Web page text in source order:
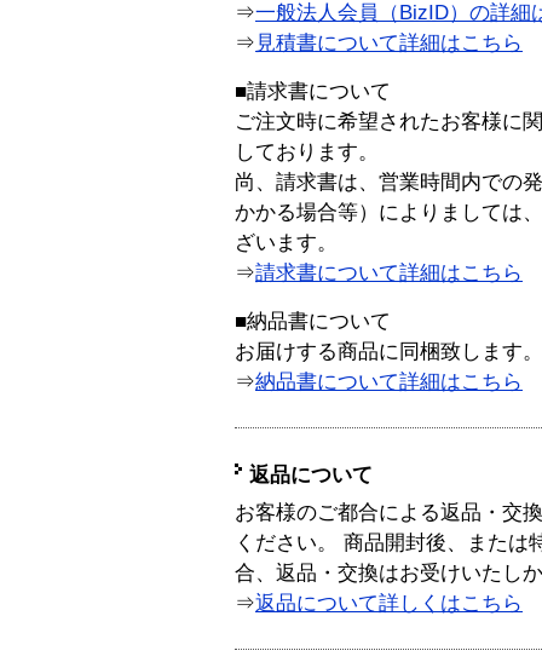
⇒一般法人会員（BizID）の詳細
⇒ 見積書について詳細はこちら
■請求書について
ご注文時に希望されたお客様に
しております。
尚、請求書は、営業時間内での
かかる場合等）によりましては
ざいます。
⇒請求書について詳細はこちら
■納品書について
お届けする商品に同梱致します。
⇒納品書について詳細はこちら
返品について
お客様のご都合による返品・交
ください。 商品開封後、または
合、返品・交換はお受けいたし
⇒返品について詳しくはこちら